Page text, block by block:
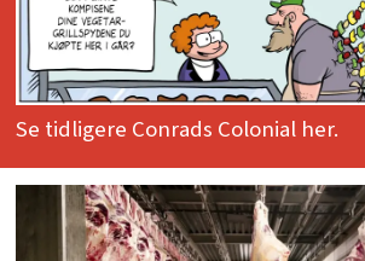
Se tidligere Conrads Colonial her.